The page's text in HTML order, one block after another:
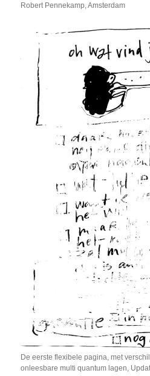
Robert Pennekamp, Amsterdam
De eerste flexibele pagina, met
onleesbare multi quantum lagen,